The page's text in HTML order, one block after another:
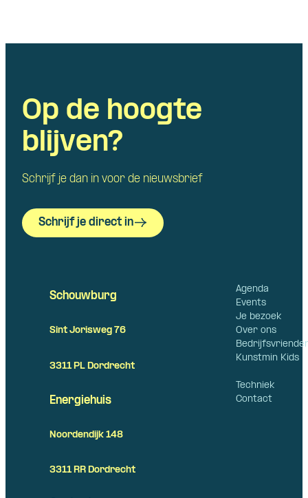
Op de hoogte
blijven?
Schrijf je dan in voor de nieuwsbrief
Schrijf je direct in
Agenda
Events
Je bezoek
Over ons
Kunstmin Kids
Techniek
Contact
Schouwburg
Sint Jorisweg 76
3311 PL Dordrecht
Energiehuis
Noordendijk 148
3311 RR Dordrecht